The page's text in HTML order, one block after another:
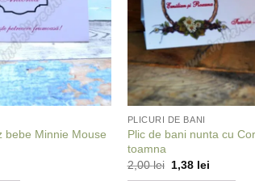
bebe Minnie Mouse
PLICURI DE BANI
Plic de bani nunta cu
toamna
2,00lei Prețul
1,38 leiPrețul